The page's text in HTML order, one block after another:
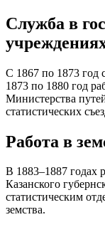
Служба в
С 1867 по 1873 год
1873 по 1880 год
Министерства
статистических
Работа в
В 1883–1887 годах
Казанского
статистическим
земства.